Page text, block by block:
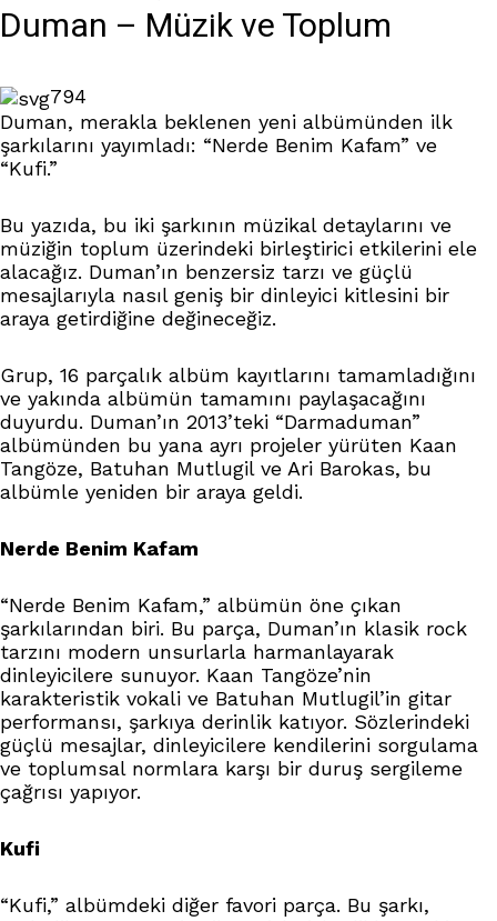
Duman – Müzik ve Toplum
794
Duman, merakla beklenen yeni albümünden ilk
şarkılarını yayımladı: “Nerde Benim Kafam” ve
“Kufi.”
Bu yazıda, bu iki şarkının müzikal detaylarını ve
müziğin toplum üzerindeki birleştirici etkilerini ele
alacağız. Duman’ın benzersiz tarzı ve güçlü
mesajlarıyla nasıl geniş bir dinleyici kitlesini bir
araya getirdiğine değineceğiz.
Grup, 16 parçalık albüm kayıtlarını tamamladığını
ve yakında albümün tamamını paylaşacağını
duyurdu. Duman’ın 2013’teki “Darmaduman”
albümünden bu yana ayrı projeler yürüten Kaan
Tangöze, Batuhan Mutlugil ve Ari Barokas, bu
albümle yeniden bir araya geldi.
Nerde Benim Kafam
“Nerde Benim Kafam,” albümün öne çıkan
şarkılarından biri. Bu parça, Duman’ın klasik rock
tarzını modern unsurlarla harmanlayarak
dinleyicilere sunuyor. Kaan Tangöze’nin
karakteristik vokali ve Batuhan Mutlugil’in gitar
performansı, şarkıya derinlik katıyor. Sözlerindeki
güçlü mesajlar, dinleyicilere kendilerini sorgulama
ve toplumsal normlara karşı bir duruş sergileme
çağrısı yapıyor.
Kufi
“Kufi,” albümdeki diğer favori parça. Bu şarkı,